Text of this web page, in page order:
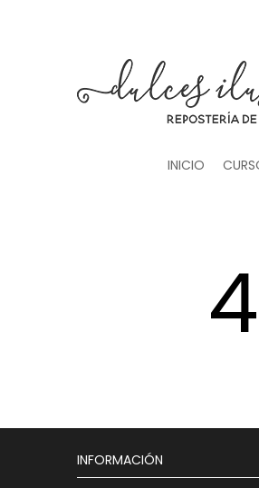
INICIO
INFORMACIÓN